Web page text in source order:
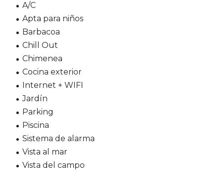
A/C
Apta para niños
Barbacoa
Chill Out
Chimenea
Cocina exterior
Internet + WIFI
Jardín
Parking
Piscina
Sistema de alarma
Vista al mar
Vista del campo